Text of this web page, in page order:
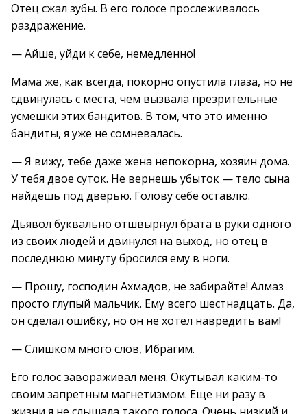
Отец сжал зубы. В его голосе прослеживалось
раздражение.
— Айше, уйди к себе, немедленно!
Мама же, как всегда, покорно опустила глаза, но не
сдвинулась с места, чем вызвала презрительные
усмешки этих бандитов. В том, что это именно
бандиты, я уже не сомневалась.
— Я вижу, тебе даже жена непокорна, хозяин дома.
У тебя двое суток. Не вернешь убыток — тело сына
найдешь под дверью. Голову себе оставлю.
Дьявол буквально отшвырнул брата в руки одного
из своих людей и двинулся на выход, но отец в
последнюю минуту бросился ему в ноги.
— Прошу, господин Ахмадов, не забирайте! Алмаз
просто глупый мальчик. Ему всего шестнадцать. Да,
он сделал ошибку, но он не хотел навредить вам!
— Слишком много слов, Ибрагим.
Его голос завораживал меня. Окутывал каким-то
своим запретным магнетизмом. Еще ни разу в